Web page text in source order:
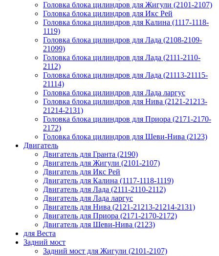
Головка блока цилиндров для Жигули (2101-2107)
Головка блока цилиндров для Икс Рей
Головка блока цилиндров для Калина (1117-1118-
1119)
Головка блока цилиндров для Лада (2108-2109-
21099)
Головка блока цилиндров для Лада (2111-2110-
2112)
Головка блока цилиндров для Лада (21113-21115-
21114)
Головка блока цилиндров для Лада ларгус
Головка блока цилиндров для Нива (2121-21213-
21214-2131)
Головка блока цилиндров для Приора (2171-2170-
2172)
Головка блока цилиндров для Шеви-Нива (2123)
Двигатель
Двигатель для Гранта (2190)
Двигатель для Жигули (2101-2107)
Двигатель для Икс Рей
Двигатель для Калина (1117-1118-1119)
Двигатель для Лада (2111-2110-2112)
Двигатель для Лада ларгус
Двигатель для Нива (2121-21213-21214-2131)
Двигатель для Приора (2171-2170-2172)
Двигатель для Шеви-Нива (2123)
для Веста
Задний мост
Задний мост для Жигули (2101-2107)